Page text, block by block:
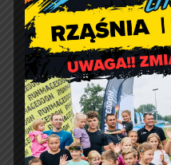
Jakość